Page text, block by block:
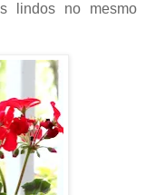
lindos no mesmo